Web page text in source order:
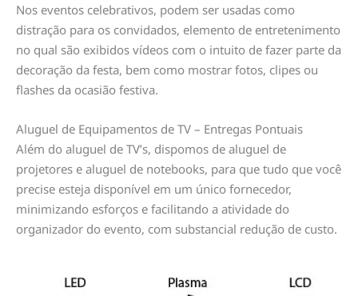
Nos eventos celebrativos, podem ser usadas como
distração para os convidados, elemento de entretenimento
no qual são exibidos vídeos com o intuito de fazer parte da
decoração da festa, bem como mostrar fotos, clipes ou
flashes da ocasião festiva.
Aluguel de Equipamentos de TV – Entregas Pontuais
Além do aluguel de TV’s, dispomos de aluguel de
projetores e aluguel de notebooks, para que tudo que você
precise esteja disponível em um único fornecedor,
minimizando esforços e facilitando a atividade do
organizador do evento, com substancial redução de custo.